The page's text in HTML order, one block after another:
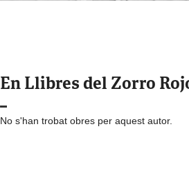
En Llibres del Zorro
No s'han trobat obres per aquest autor.